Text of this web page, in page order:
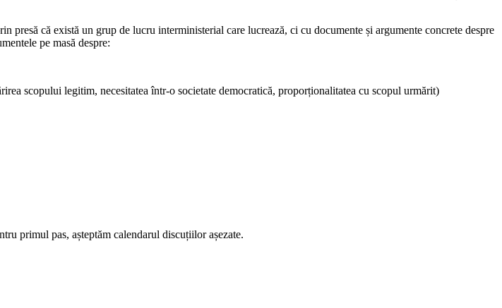
că există un grup de lucru interministerial care lucrează, ci cu documente și argumente concrete despre
pe masă despre:
scopului legitim, necesitatea într-o societate democratică, proporționalitatea cu scopul urmărit)
primul pas, așteptăm calendarul discuțiilor așezate.